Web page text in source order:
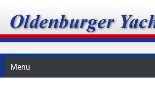
content
Oldenburger
e.V.
Menu